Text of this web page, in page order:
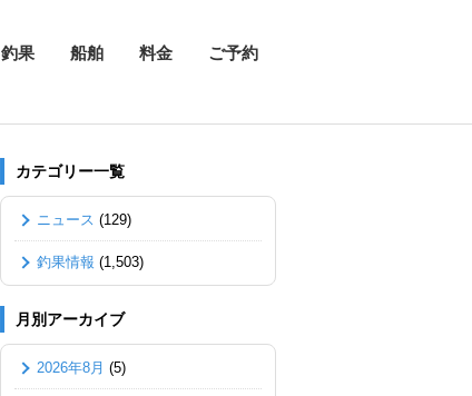
釣果 船舶 料金 ご予約
カテゴリー一覧
ニュース (129)
釣果情報 (1,503)
月別アーカイブ
2026年8月 (5)